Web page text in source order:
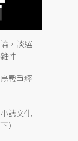
，談選
性
戰爭經
誌文化
）